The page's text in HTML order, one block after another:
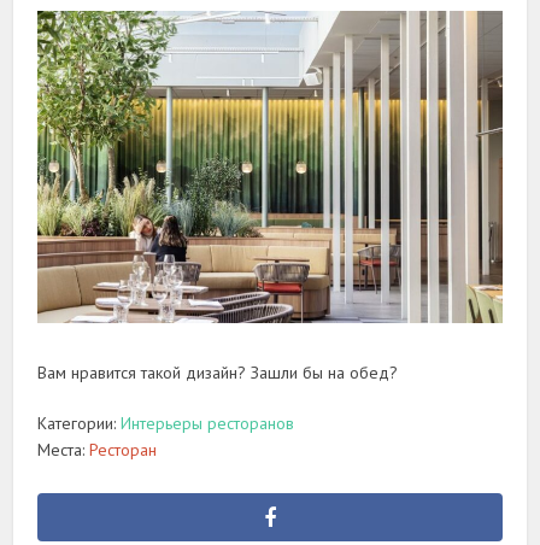
Вам нравится такой дизайн? Зашли бы на обед?
Категории:Интерьеры ресторанов
Места:Ресторан